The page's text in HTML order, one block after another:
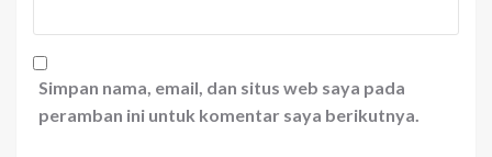
Simpan nama, email, dan situs web saya pada
peramban ini untuk komentar saya berikutnya.